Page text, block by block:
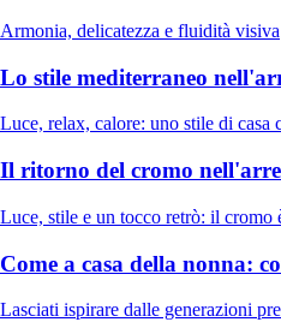
Armonia, delicatezza e fluidità visiva
Lo stile mediterraneo
Luce, relax, calore: uno stile di casa
Il ritorno del cromo
Luce, stile e un tocco retrò: il cromo
Come a casa della nonna:
Lasciati ispirare dalle generazioni